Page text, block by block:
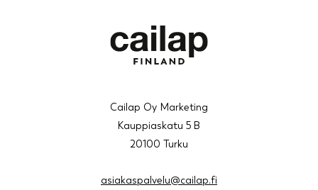
Cailap Oy Marketing
Kauppiaskatu 5 B
20100 Turku
asiakaspalvelu@cailap.fi